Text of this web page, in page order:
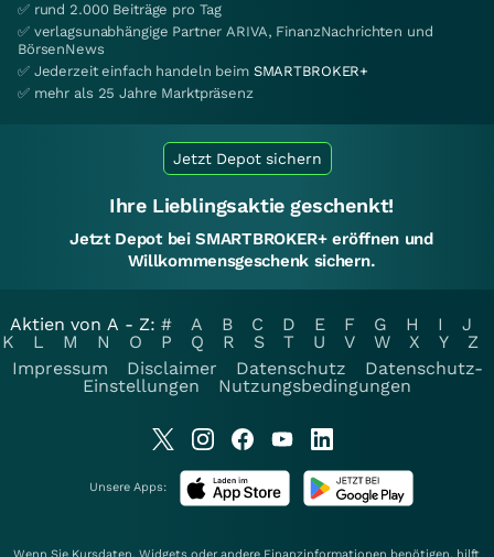
✅ rund 2.000 Beiträge pro Tag
✅ verlagsunabhängige Partner ARIVA, FinanzNachrichten und
BörsenNews
✅ Jederzeit einfach handeln beim SMARTBROKER+
✅ mehr als 25 Jahre Marktpräsenz
Jetzt Depot sichern
Ihre Lieblingsaktie geschenkt!
Jetzt Depot bei SMARTBROKER+ eröffnen und
Willkommensgeschenk sichern.
Aktien von A - Z: # A B C D E F G H I
J
K
L M N O P Q R S T U V W X Y
Z
Impressum
Disclaimer Datenschutz
Datenschutz-
Einstellungen
Nutzungsbedingungen
Unsere Apps: